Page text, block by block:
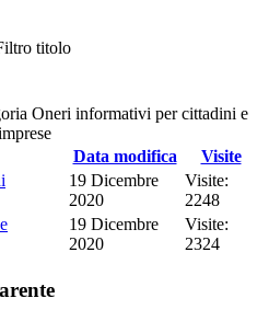
titolo
Oneri informativi per cittadini e
Data modifica
Visite
19 Dicembre
2020
Visite:
2248
19 Dicembre
2020
Visite:
2324